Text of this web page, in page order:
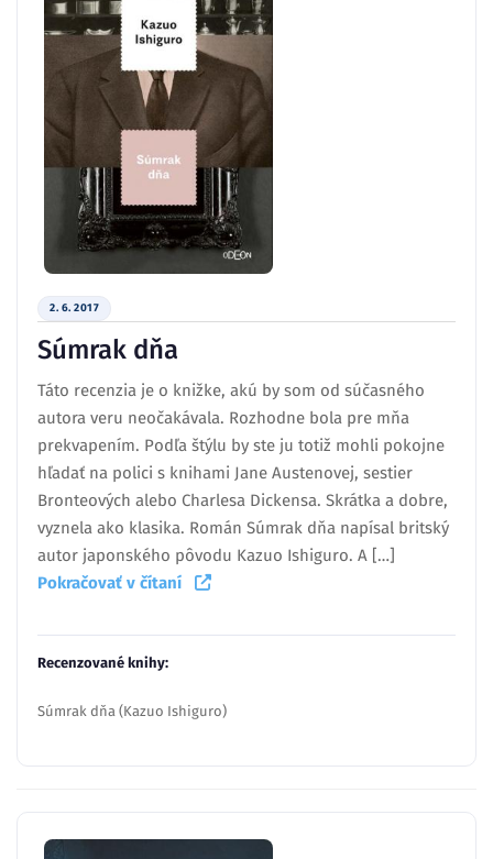
2. 6. 2017
Súmrak dňa
Táto recenzia je o knižke, akú by som od súčasného
autora veru neočakávala. Rozhodne bola pre mňa
prekvapením. Podľa štýlu by ste ju totiž mohli pokojne
hľadať na polici s knihami Jane Austenovej, sestier
Bronteových alebo Charlesa Dickensa. Skrátka a dobre,
vyznela ako klasika. Román Súmrak dňa napísal britský
autor japonského pôvodu Kazuo Ishiguro. A […]
Pokračovať v čítaní
Recenzované knihy:
Súmrak dňa (Kazuo Ishiguro)